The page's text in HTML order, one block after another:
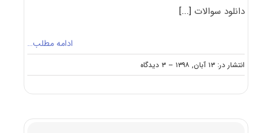
دانلود سوالات[...]
ادامه مطلب…
انتشار در: ۱۳ آبان, ۱۳۹۸ -- ۳ دیدگاه
on
دانلود
حسابداری